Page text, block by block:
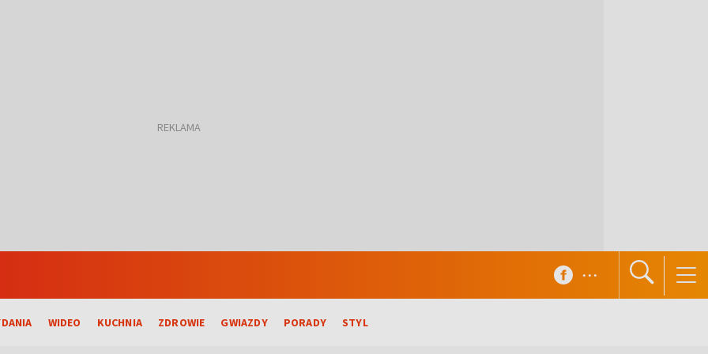
WIDEO KUCHNIA ZDROWIE GWIAZDY PORADY STYL
...